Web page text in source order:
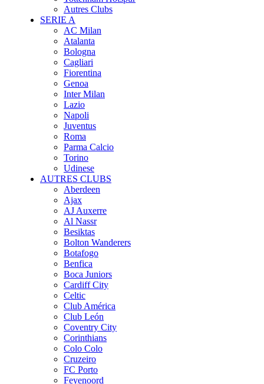
Autres Clubs
SERIE A
AC Milan
Atalanta
Bologna
Cagliari
Fiorentina
Genoa
Inter Milan
Lazio
Napoli
Juventus
Roma
Parma Calcio
Torino
Udinese
AUTRES CLUBS
Aberdeen
Ajax
AJ Auxerre
Al Nassr
Besiktas
Bolton Wanderers
Botafogo
Benfica
Boca Juniors
Cardiff City
Celtic
Club América
Club León
Coventry City
Corinthians
Colo Colo
Cruzeiro
FC Porto
Feyenoord